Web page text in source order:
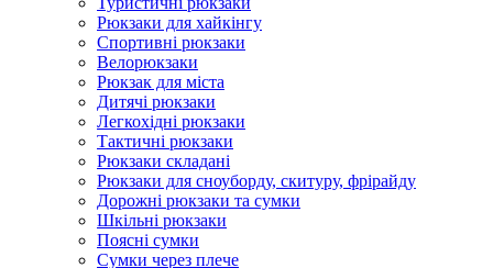
Рюкзаки для хайкінгу
Спортивні рюкзаки
Велорюкзаки
Рюкзак для міста
Дитячі рюкзаки
Легкохідні рюкзаки
Тактичні рюкзаки
Рюкзаки складані
Рюкзаки для сноуборду, скитуру, фрірайду
Дорожні рюкзаки та сумки
Шкільні рюкзаки
Поясні сумки
Сумки через плече